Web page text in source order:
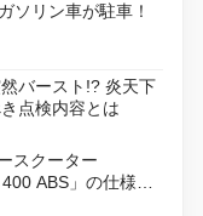
ソリン車が駐車！
バースト!? 炎天下
点検内容とは
スクーター
ABS」の仕様を